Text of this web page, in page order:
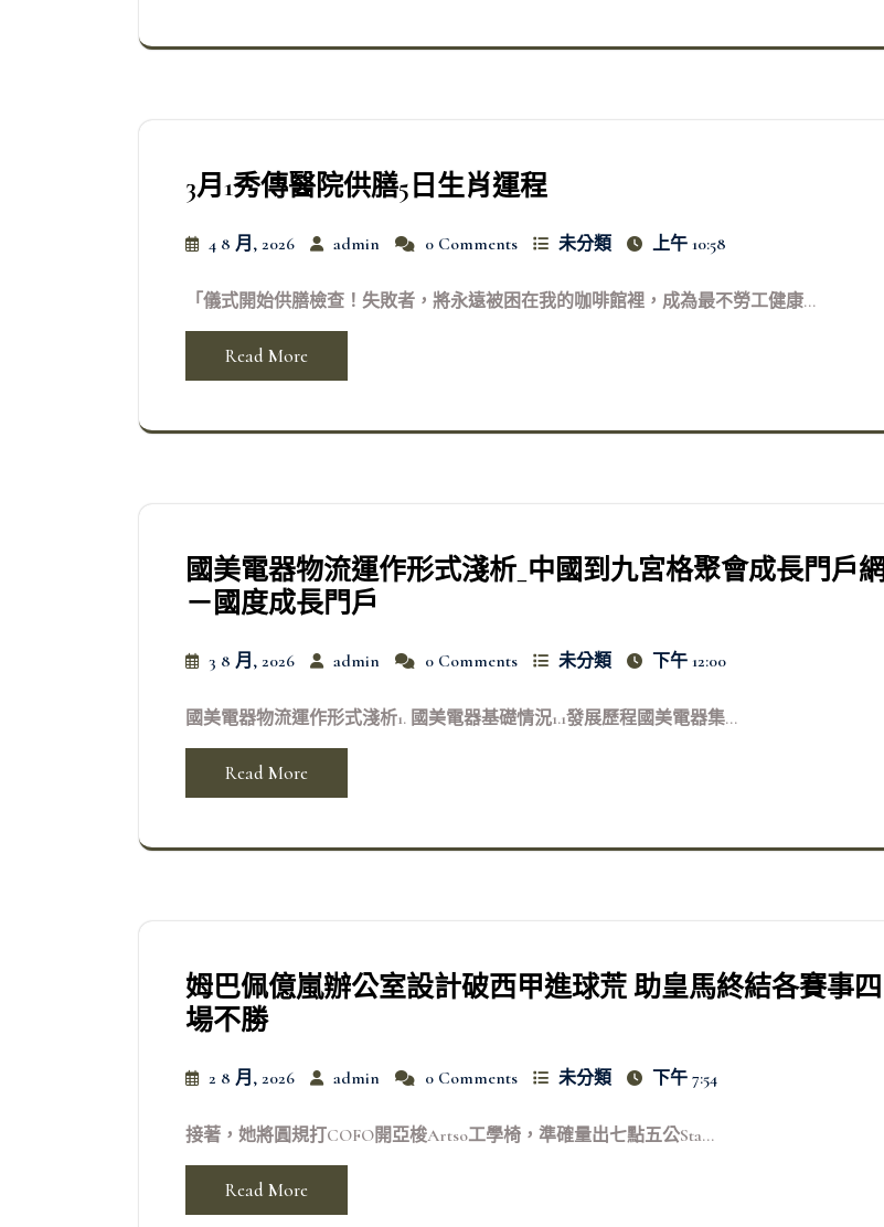
3月1秀傳醫院供膳5日生肖運程
4 8 月, 2026 admin 0 Comments 未分類 上午 10:58
「儀式開始供膳檢查！失敗者，將永遠被困在我的咖啡館裡，成為最不勞工健康...
Read More
國美電器物流運作形式淺析_中國到九宮格聚會成長門戶網
－國度成長門戶
3 8 月, 2026 admin 0 Comments 未分類 下午 12:00
國美電器物流運作形式淺析1. 國美電器基礎情況1.1發展歷程國美電器集...
Read More
姆巴佩億嵐辦公室設計破西甲進球荒 助皇馬終結各賽事四
場不勝
2 8 月, 2026 admin 0 Comments 未分類 下午 7:54
接著，她將圓規打COFO開亞梭Artso工學椅，準確量出七點五公Sta...
Read More